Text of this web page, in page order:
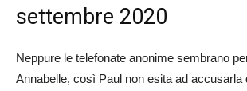
settembre 2020
Neppure le telefonate anonime sembrano
Annabelle, così Paul non esita ad accusarla